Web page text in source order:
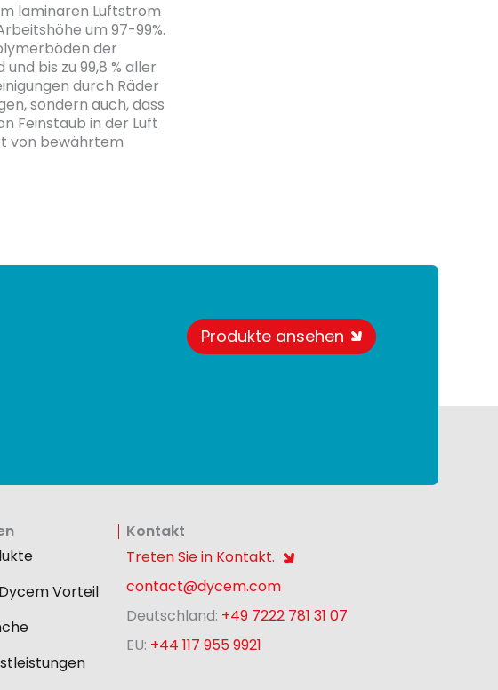
laminaren Luftstrom
um 97-99%.
der
bis zu 99,8 % aller
durch Räder
sondern auch, dass
Feinstaub in der Luft
von bewährtem
Produkte ansehen
Vorteil
Kontakt
Treten Sie in Kontakt.
contact@dycem.com
Deutschland: +49 7222 781 31 07
EU: +44 117 955 9921